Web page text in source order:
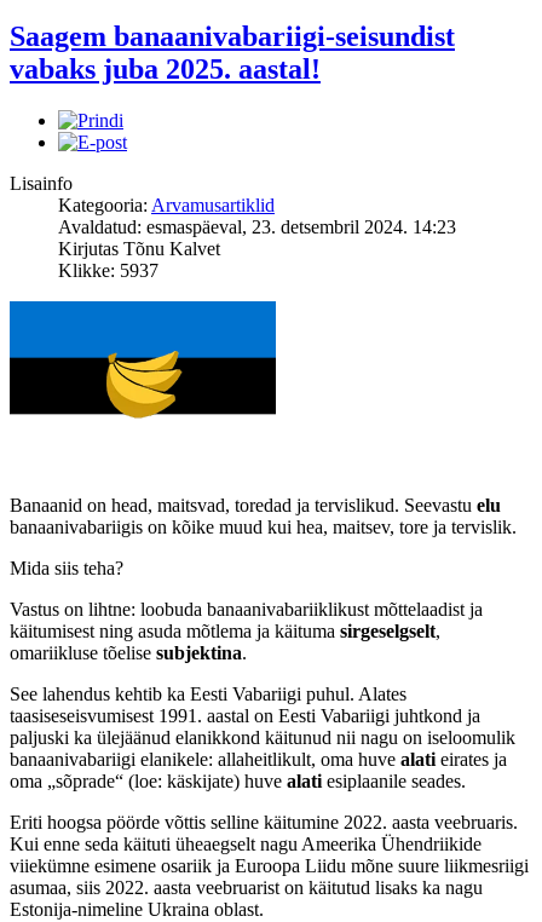
Saagem banaanivabariigi-seisundist
vabaks juba 2025. aastal!
Lisainfo
Kategooria: Arvamusartiklid
Avaldatud: esmaspäeval, 23. detsembril 2024. 14:23
Kirjutas Tõnu Kalvet
Klikke: 5937
Banaanid on head, maitsvad, toredad ja tervislikud. Seevastu elu
banaanivabariigis on kõike muud kui hea, maitsev, tore ja tervislik.
Mida siis teha?
Vastus on lihtne: loobuda banaanivabariiklikust mõttelaadist ja
käitumisest ning asuda mõtlema ja käituma sirgeselgselt,
omariikluse tõelise subjektina.
See lahendus kehtib ka Eesti Vabariigi puhul. Alates
taasiseseisvumisest 1991. aastal on Eesti Vabariigi juhtkond ja
paljuski ka ülejäänud elanikkond käitunud nii nagu on iseloomulik
banaanivabariigi elanikele: allaheitlikult, oma huve alati eirates ja
oma „sõprade“ (loe: käskijate) huve alati esiplaanile seades.
Eriti hoogsa pöörde võttis selline käitumine 2022. aasta veebruaris.
Kui enne seda käituti üheaegselt nagu Ameerika Ühendriikide
viiekümne esimene osariik ja Euroopa Liidu mõne suure liikmesriigi
asumaa, siis 2022. aasta veebruarist on käitutud lisaks ka nagu
Estonija-nimeline Ukraina oblast.